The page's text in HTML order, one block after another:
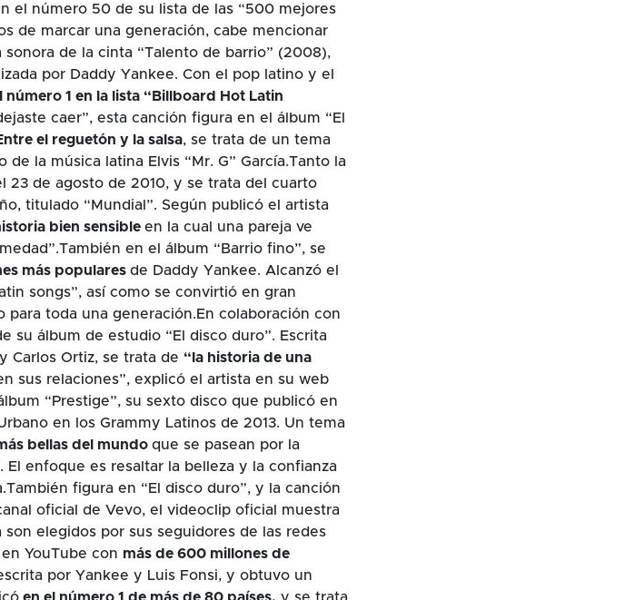
el número 50 de su lista de las “500 mejores
de marcar una generación, cabe mencionar
de la cinta “Talento de barrio” (2008),
por Daddy Yankee. Con el pop latino y el
número 1 en la lista “Billboard Hot Latin
caer”, esta canción figura en el álbum “El
el reguetón y la salsa, se trata de un tema
la música latina Elvis “Mr. G” García.Tanto la
23 de agosto de 2010, y se trata del cuarto
titulado “Mundial”. Según publicó el artista
bien sensible en la cual una pareja ve
en el álbum “Barrio fino”, se
más populares de Daddy Yankee. Alcanzó el
songs”, así como se convirtió en gran
toda una generación.En colaboración con
su álbum de estudio “El disco duro”. Escrita
Carlos Ortiz, se trata de “la historia de una
sus relaciones”, explicó el artista en su web
“Prestige”, su sexto disco que publicó en
en los Grammy Latinos de 2013. Un tema
bellas del mundo que se pasean por la
El enfoque es resaltar la belleza y la confianza
figura en “El disco duro”, y la canción
oficial de Vevo, el videoclip oficial muestra
elegidos por sus seguidores de las redes
YouTube con más de 600 millones de
por Yankee y Luis Fonsi, y obtuvo un
en el número 1 de más de 80 países, y se trata